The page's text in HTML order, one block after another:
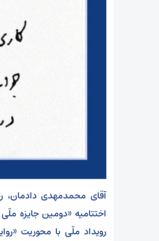
اختتامیه «دومین جایزه
رویداد ملّی با محوریت